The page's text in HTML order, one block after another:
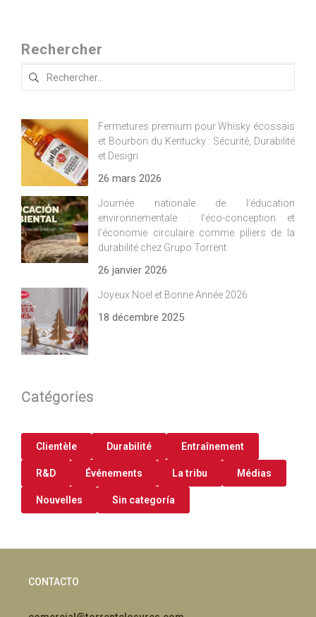
Rechercher
Rechercher :
Fermetures premium pour Whisky écossais
et Bourbon du Kentucky : Sécurité, Durabilité
et Design
26 mars 2026
Journée nationale de l’éducation
environnementale : l’éco-conception et
l’économie circulaire comme piliers de la
durabilité chez Grupo Torrent
26 janvier 2026
Joyeux Noël et Bonne Année 2026
18 décembre 2025
Catégories
Clientèle Durabilité Entraînement
R&D Événements La tribu Médias
Nouvelles Sin categoría
CONTACTO